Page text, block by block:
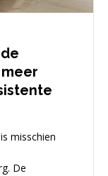
misschien
De